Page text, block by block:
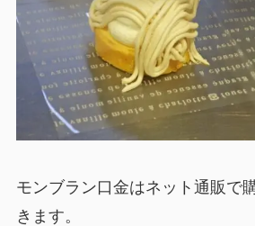
モンブラン口金はネット通販で
きます。